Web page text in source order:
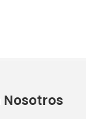
Nosotros